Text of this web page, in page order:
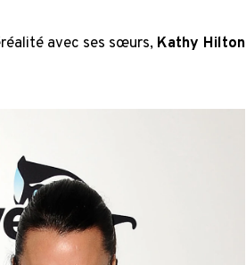
avec ses sœurs, Kathy Hilton